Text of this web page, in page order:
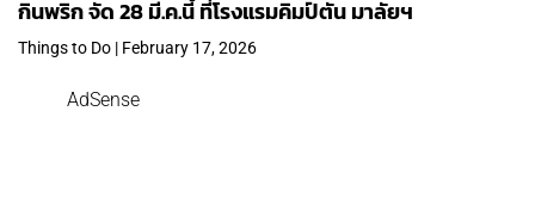
กินพริก จัด 28 มี.ค.นี้ ที่โรงแรมคิมป์ตัน มาลัยฯ
Things to Do | February 17, 2026
AdSense